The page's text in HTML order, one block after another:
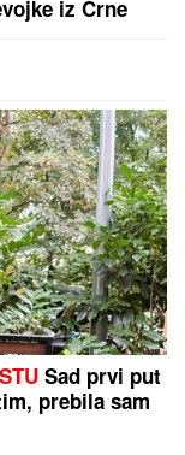
iz Crne
Sad prvi put
prebila sam